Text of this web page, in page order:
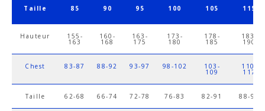
Taille 85 90 95 100 105 115
Hauteur 155-
163
160-
168
163-
175
173-
180
178-
185
183-
190
Chest 83-87 88-92 93-97 98-102 103-
109
110-
117
Taille 62-68 66-74 72-78 76-83 82-91 88-98